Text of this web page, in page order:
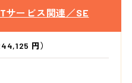
サービス関連／SE
円）